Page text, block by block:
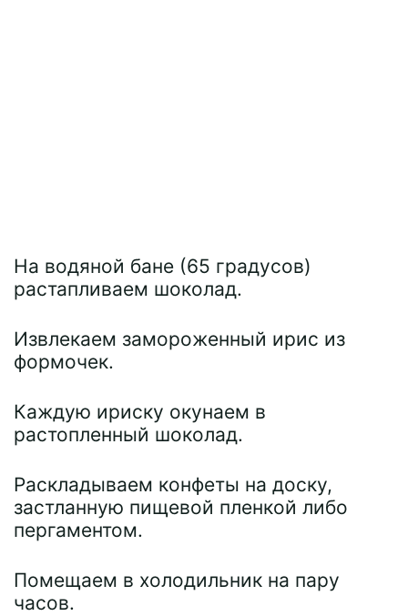
На водяной бане (65 градусов)
растапливаем шоколад.
Извлекаем замороженный ирис из
формочек.
Каждую ириску окунаем в
растопленный шоколад.
Раскладываем конфеты на доску,
застланную пищевой пленкой либо
пергаментом.
Помещаем в холодильник на пару
часов.